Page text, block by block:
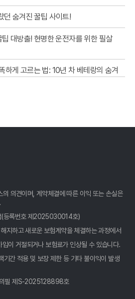
던 숨겨진 꿀팁 사이트!
대방출! 현명한 운전자를 위한 필살
하게 고르는 법: 10년 차 베테랑의 숨겨
진 꿀팁 대방출! 현명한 선택, 지금 바
법: 숨겨진 꿀팁 대방출!
놓치면 후회할 꿀팁 대방출!
법: 10년차 베테랑이 알려주는 숨겨진
의견이며, 계약체결에 따른 이익 또는 손실은
(등록번호 제2025030014호)
지하고 새로운 보험계약을 체결하는 과정에서
이 거절되거나 보험료가 인상될 수 있습니다.
기간 적용 및 보장 제한 등 기타 불이익이 발생
의필 제S-2025128898호